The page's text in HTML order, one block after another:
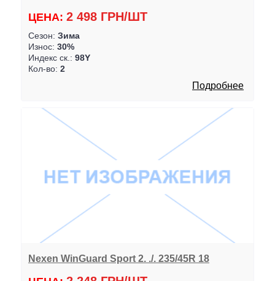
ЦЕНА: 2 498 ГРН/ШТ
Сезон: Зима
Износ: 30%
Индекс ск.: 98Y
Кол-во: 2
Подробнее
Nexen WinGuard Sport 2. ./. 235/45R 18